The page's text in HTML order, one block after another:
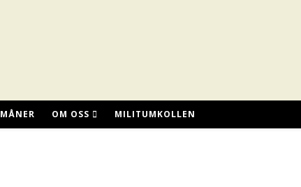
OM OSS MILITUMKOLLEN